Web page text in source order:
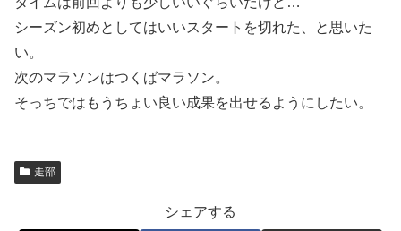
シーズン初めとしてはいいスタートを切れた、と思いた
い。
次のマラソンはつくばマラソン。
そっちではもうちょい良い成果を出せるようにしたい。
走部
シェアする